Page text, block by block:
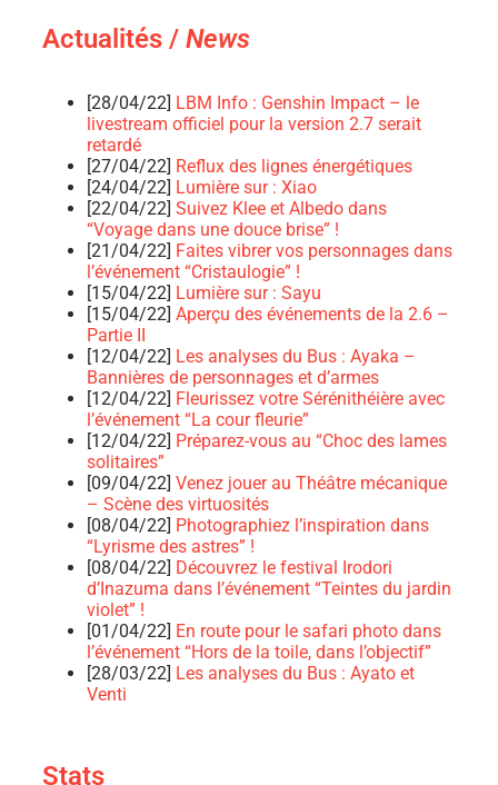
Actualités / News
[28/04/22] LBM Info : Genshin Impact – le
livestream officiel pour la version 2.7 serait
retardé
[27/04/22] Reflux des lignes énergétiques
[24/04/22] Lumière sur : Xiao
[22/04/22] Suivez Klee et Albedo dans
“Voyage dans une douce brise” !
[21/04/22] Faites vibrer vos personnages dans
l’événement “Cristaulogie” !
[15/04/22] Lumière sur : Sayu
[15/04/22] Aperçu des événements de la 2.6 –
Partie II
[12/04/22] Les analyses du Bus : Ayaka –
Bannières de personnages et d’armes
[12/04/22] Fleurissez votre Sérénithéière avec
l’événement “La cour fleurie”
[12/04/22] Préparez-vous au “Choc des lames
solitaires”
[09/04/22] Venez jouer au Théâtre mécanique
– Scène des virtuosités
[08/04/22] Photographiez l’inspiration dans
“Lyrisme des astres” !
[08/04/22] Découvrez le festival Irodori
d’Inazuma dans l’événement “Teintes du jardin
violet” !
[01/04/22] En route pour le safari photo dans
l’événement “Hors de la toile, dans l’objectif”
[28/03/22] Les analyses du Bus : Ayato et
Venti
Stats